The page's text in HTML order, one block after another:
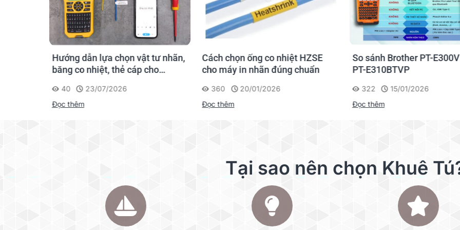
Hướng dẫn lựa chọn vật tư nhãn,
băng co nhiệt, thẻ cáp cho
40
23/07/2026
Đọc thêm
Cách chọn ống co nhiệt HZSE
cho máy in nhãn đúng chuẩn
360
20/01/2026
Đọc thêm
So sánh Brother PT-
PT-E310BTVP
322
15/01/2026
Đọc thêm
Tại sao nên chọn Khuê